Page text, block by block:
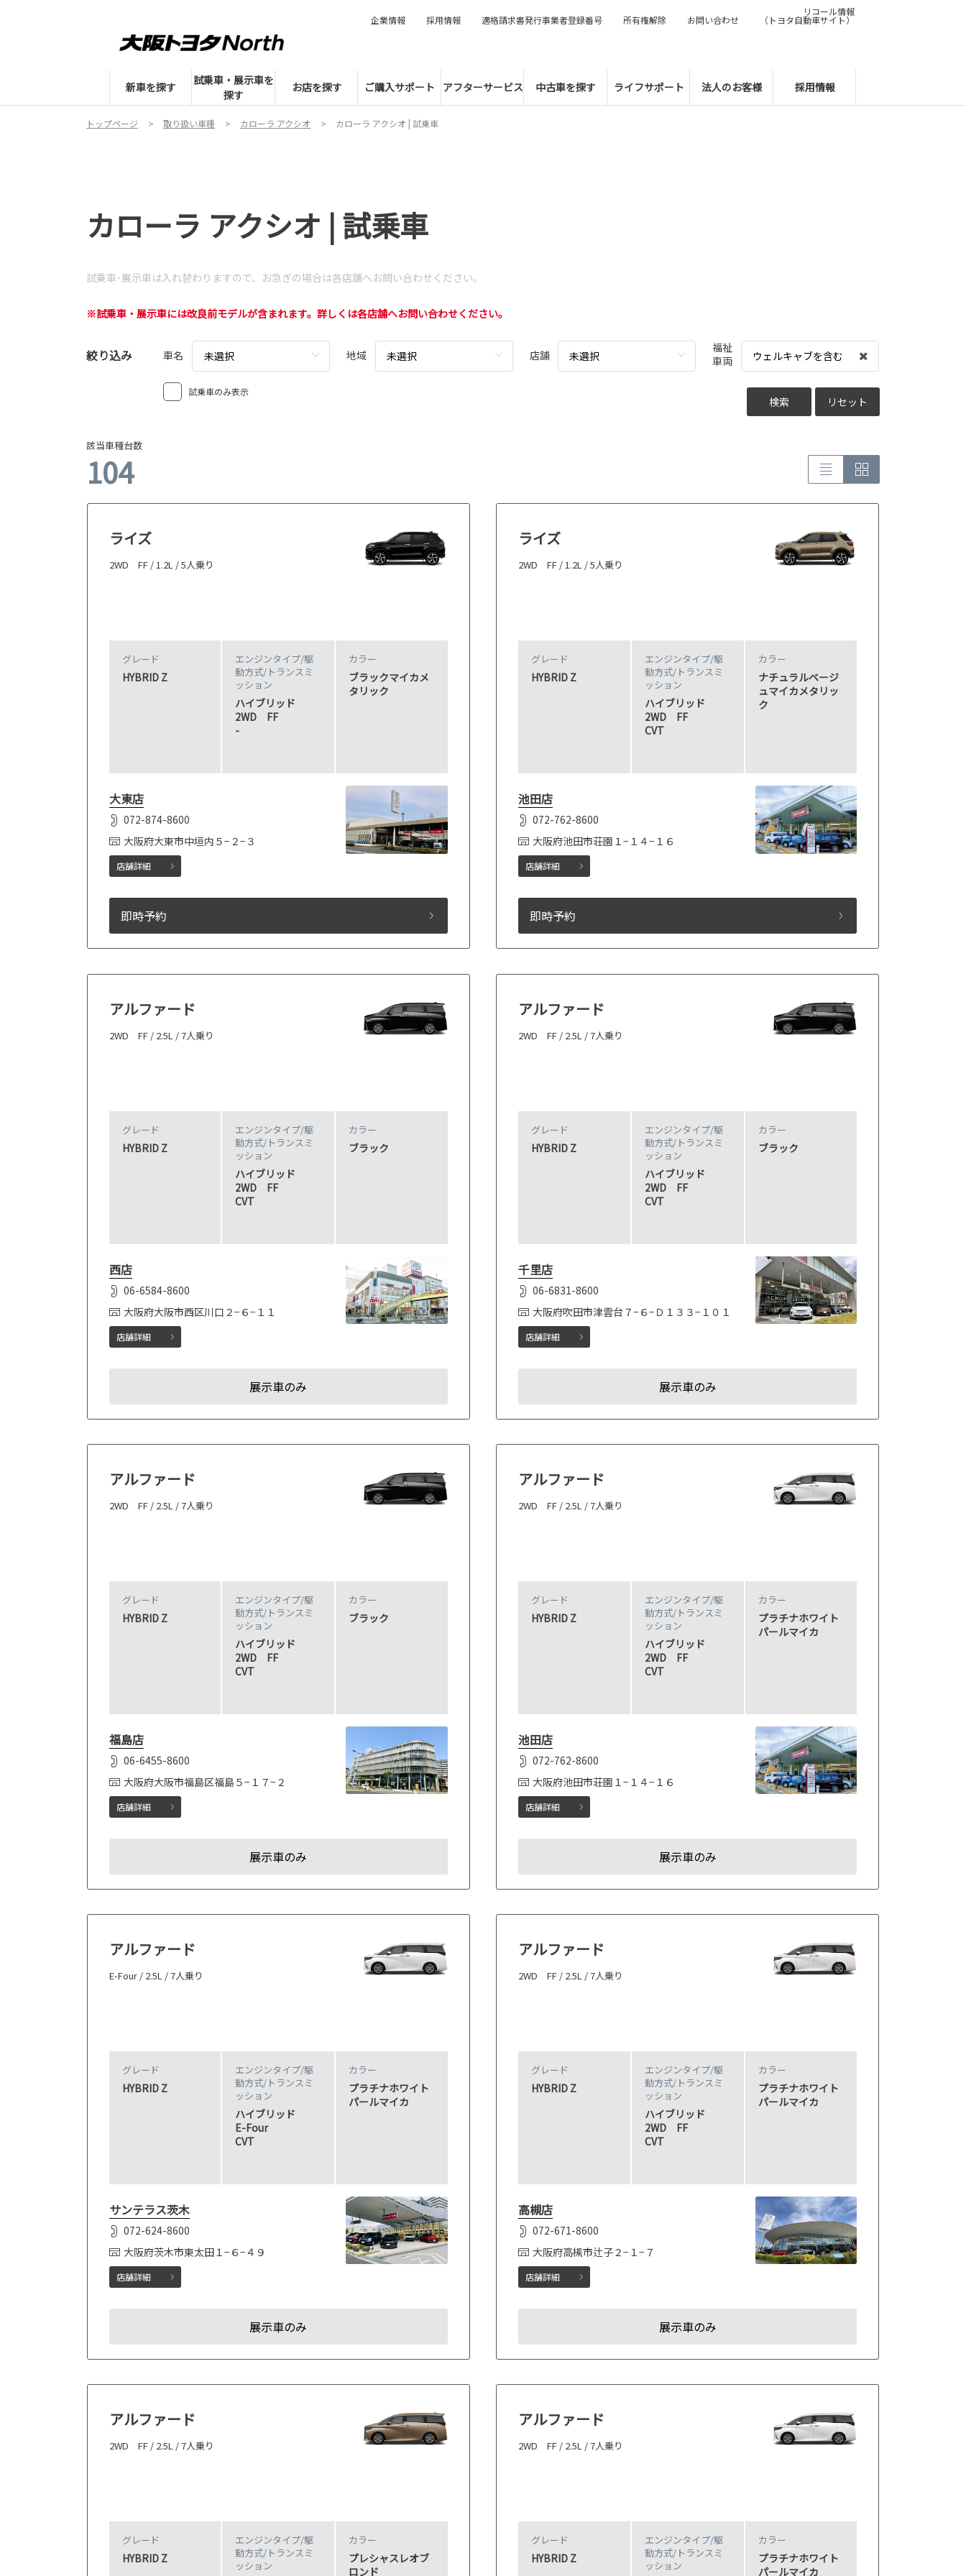
新車を探す
試乗車・展示車を
探す
お店を探す ご購入サポート アフターサービス 中古車を探す ライフサポート 法人のお客様 採用情報
企業情報 採用情報 適格請求書発行事業者登録番号 所有権解除 お問い合わせ
リコール情報
（トヨタ自動車サイト）
トップページ 取り扱い車種 カローラ アクシオ カローラ アクシオ | 試乗車
カローラ アクシオ | 試乗車
試乗車･展示車は入れ替わりますので、 お急ぎの場合は各店舗へお問い合わせください。
※試乗車・展示車には改良前モデルが含まれます。詳しくは各店舗へお問い合わせください。
絞り込み 車名 未選択 地域 未選択 店舗 未選択
福祉
車両
ウェルキャブを含む
試乗車のみ表示
検索 リセット
該当車種台数
104
ライズ
2WD FF / 1.2L / 5人乗り
グレード
HYBRID Z
エンジンタイプ/駆
動方式/ トランスミ
ッション
ハイブリッド
2WD FF
-
カラー
ブラックマイカメ
タリック
大東店
072-874-8600
大阪府大東市中垣内５−２−３
店舗詳細
即時予約
ライズ
2WD FF / 1.2L / 5人乗り
グレード
HYBRID Z
エンジンタイプ/駆
動方式/ トランスミ
ッション
ハイブリッド
2WD FF
CVT
カラー
ナチュラルベージ
ュマイカメタリッ
ク
池田店
072-762-8600
大阪府池田市荘園１−１４−１６
店舗詳細
即時予約
アルファード
2WD FF / 2.5L / 7人乗り
グレード
HYBRID Z
エンジンタイプ/駆
動方式/ トランスミ
ッション
ハイブリッド
2WD FF
CVT
カラー
ブラック
西店
06-6584-8600
大阪府大阪市西区川口２−６−１１
店舗詳細
展示車のみ
アルファード
2WD FF / 2.5L / 7人乗り
グレード
HYBRID Z
エンジンタイプ/駆
動方式/ トランスミ
ッション
ハイブリッド
2WD FF
CVT
カラー
ブラック
千里店
06-6831-8600
大阪府吹田市津雲台７−６−Ｄ１３３−１０１
店舗詳細
展示車のみ
アルファード
2WD FF / 2.5L / 7人乗り
グレード
HYBRID Z
エンジンタイプ/駆
動方式/ トランスミ
ッション
ハイブリッド
2WD FF
CVT
カラー
ブラック
福島店
06-6455-8600
大阪府大阪市福島区福島５−１７−２
店舗詳細
展示車のみ
アルファード
2WD FF / 2.5L / 7人乗り
グレード
HYBRID Z
エンジンタイプ/駆
動方式/ トランスミ
ッション
ハイブリッド
2WD FF
CVT
カラー
プラチナホワイト
パールマイカ
池田店
072-762-8600
大阪府池田市荘園１−１４−１６
店舗詳細
展示車のみ
アルファード
E-Four / 2.5L / 7人乗り
グレード
HYBRID Z
エンジンタイプ/駆
動方式/ トランスミ
ッション
ハイブリッド
E-Four
CVT
カラー
プラチナホワイト
パールマイカ
サンテラス茨木
072-624-8600
大阪府茨木市東太田１−６−４９
店舗詳細
展示車のみ
アルファード
2WD FF / 2.5L / 7人乗り
グレード
HYBRID Z
エンジンタイプ/駆
動方式/ トランスミ
ッション
ハイブリッド
2WD FF
CVT
カラー
プラチナホワイト
パールマイカ
高槻店
072-671-8600
大阪府高槻市辻子２−１−７
店舗詳細
展示車のみ
アルファード
2WD FF / 2.5L / 7人乗り
グレード
HYBRID Z
エンジンタイプ/駆
動方式/ トランスミ
ッション
カラー
プレシャスレオブ
ロンド
アルファード
2WD FF / 2.5L / 7人乗り
グレード
HYBRID Z
エンジンタイプ/駆
動方式/ トランスミ
ッション
カラー
プラチナホワイト
パールマイカ